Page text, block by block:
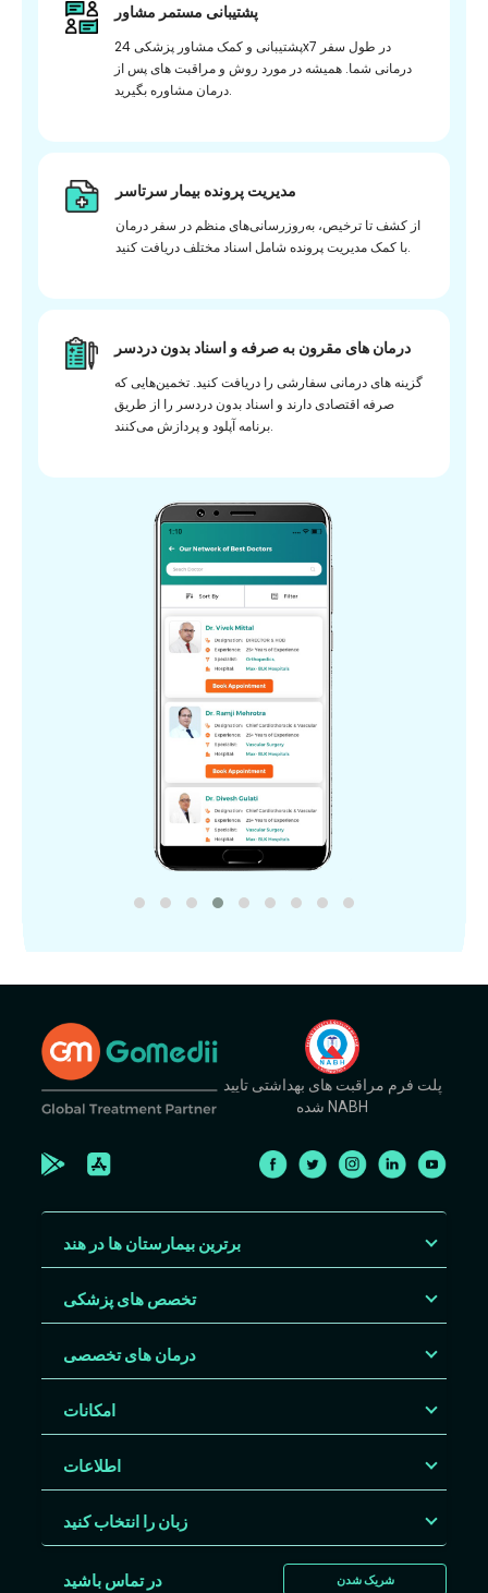
پشتیبانی مستمر مشاور
پشتیبانی و کمک مشاور پزشکی 24x7 در طول سفر
درمانی شما. همیشه در مورد روش و مراقبت های پس از
درمان مشاوره بگیرید.
مدیریت پرونده بیمار سرتاسر
از کشف تا ترخیص، به‌روزرسانی‌های منظم در سفر درمان
با کمک مدیریت پرونده شامل اسناد مختلف دریافت کنید.
درمان های مقرون به صرفه و اسناد بدون دردسر
گزینه های درمانی سفارشی را دریافت کنید. تخمین‌هایی که
صرفه اقتصادی دارند و اسناد بدون دردسر را از طریق
برنامه آپلود و پردازش می‌کنند.
پلت فرم مراقبت های بهداشتی تایید
شده NABH
برترین بیمارستان ها در هند
تخصص های پزشکی
درمان های تخصصی
امکانات
اطلاعات
زبان را انتخاب کنید
شریک شدن در تماس باشید